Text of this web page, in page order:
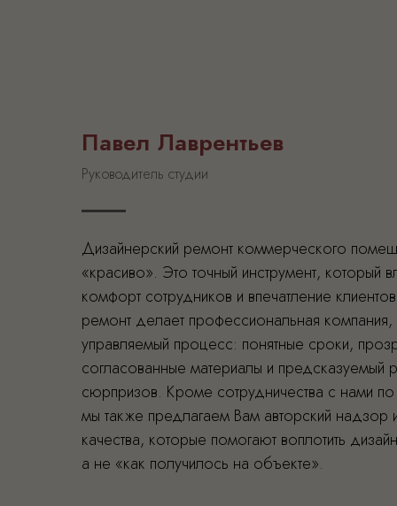
Павел Лаврентьев
Руководитель студии
Дизайнерский ремонт коммерческого
«красиво». Это точный инструмент, который
комфорт сотрудников и впечатление
ремонт делает профессиональная компания,
управляемый процесс: понятные сроки,
согласованные материалы и предсказуемый
сюрпризов. Кроме сотрудничества с нами
мы также предлагаем Вам авторский надзор
качества, которые помогают воплотить
а не «как получилось на объекте».